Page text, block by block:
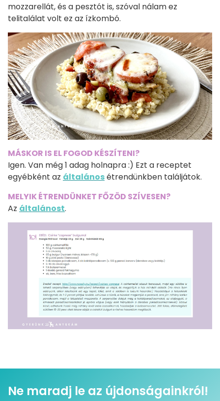
mozzarellát, és a pesztót is, szóval nálam ez
telitalálat volt ez az ízkombó.
MÁSKOR IS EL FOGOD KÉSZÍTENI?
Igen. Van még 1 adag holnapra :) Ezt a receptet
egyébként az általánosétrendünkben találjátok.
MELYIK ÉTRENDÜNKET FŐZÖD SZÍVESEN?
Az általánost.
Ne maradj le az újdonságainkról!